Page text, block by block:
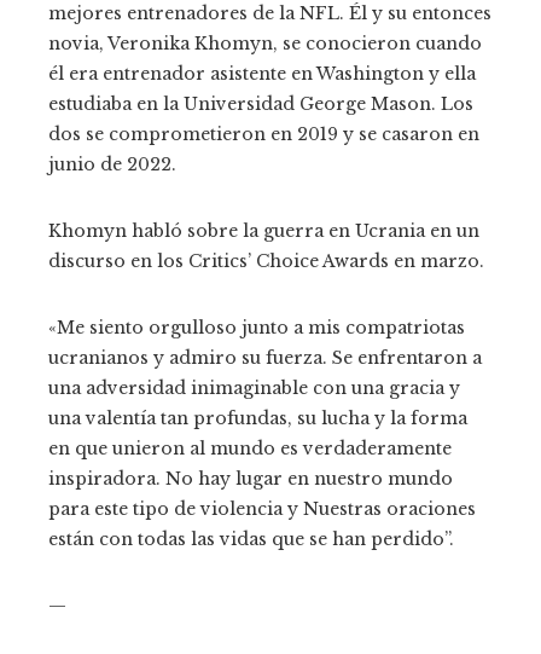
mejores entrenadores de la NFL. Él y su entonces
novia, Veronika Khomyn, se conocieron cuando
él era entrenador asistente en Washington y ella
estudiaba en la Universidad George Mason. Los
dos se comprometieron en 2019 y se casaron en
junio de 2022.
Khomyn habló sobre la guerra en Ucrania en un
discurso en los Critics’ Choice Awards en marzo.
«Me siento orgulloso junto a mis compatriotas
ucranianos y admiro su fuerza. Se enfrentaron a
una adversidad inimaginable con una gracia y
una valentía tan profundas, su lucha y la forma
en que unieron al mundo es verdaderamente
inspiradora. No hay lugar en nuestro mundo
para este tipo de violencia y Nuestras oraciones
están con todas las vidas que se han perdido”.
—